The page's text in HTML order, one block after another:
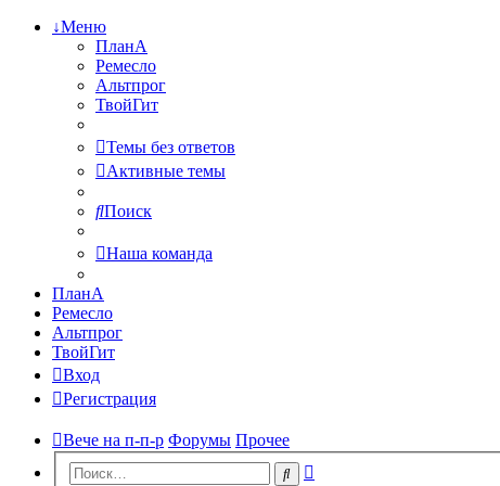
↓Меню
ПланА
Ремесло
Альтпрог
ТвойГит
Темы без ответов
Активные темы
Поиск
Наша команда
ПланА
Ремесло
Альтпрог
ТвойГит
Вход
Регистрация
Вече на п-п-р Форумы Прочее
Поиск